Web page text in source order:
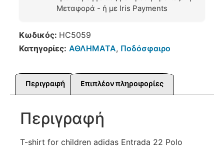
Μεταφορά - ή με Iris Payments
Κωδικός: HC5059
Κατηγορίες: ΑΘΛΗΜΑΤΑ, Ποδόσφαιρο
Περιγραφή Επιπλέον πληροφορίες
Περιγραφή
T-shirt for children adidas Entrada 22 Polo